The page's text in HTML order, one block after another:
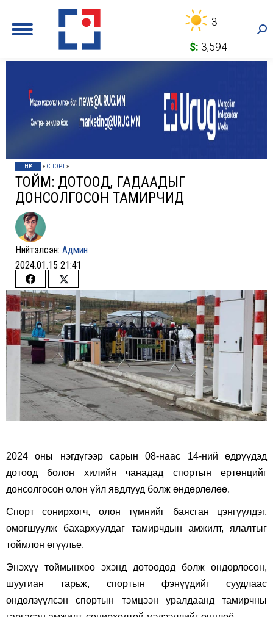
3
$: 3,594
НҮҮР » СПОРТ»
ТОЙМ: ДОТООД, ГАДААДЫГ
ДОНСОЛГОСОН ТАМИРЧИД
Нийтэлсэн: Админ
2024.01.15 21:41
Share
on
Facebook
Share
on
Twitter
2024 оны нэгдүгээр сарын 08-наас 14-ний өдрүүдэд
дотоод болон хилийн чанадад спортын ертөнцийг
донсолгосон олон үйл явдлууд болж өндөрлөлөө.
Спорт сонирхогч, олон түмнийг баясган цэнгүүлдэг,
омогшуулж бахархуулдаг тамирчдын амжилт, ялалтыг
тоймлон өгүүлье.
Энэхүү тоймынхоо эхэнд дотоодод болж өндөрлөсөн,
шуугиан тарьж, спортын фэнүүдийг суудлаас
өндөлзүүлсэн спортын тэмцээн уралдаанд тамирчны